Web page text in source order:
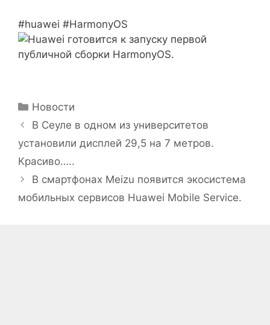
#huawei #HarmonyOS
Рубрики
Новости
В Сеуле в одном из университетов
установили дисплей 29,5 на 7 метров.
Красиво…..
В смартфонах Meizu появится экосистема
мобильных сервисов Huawei Mobile Service.